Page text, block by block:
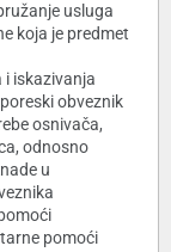
usluga
koja je predmet
i iskazivanja
obveznik
osnivača,
odnosno
u
pomoći